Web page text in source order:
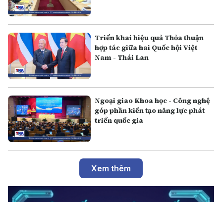
Triển khai hiệu quả Thỏa thuận
hợp tác giữa hai Quốc hội Việt
Nam - Thái Lan
Ngoại giao Khoa học - Công nghệ
góp phần kiến tạo năng lực phát
triển quốc gia
Xem thêm